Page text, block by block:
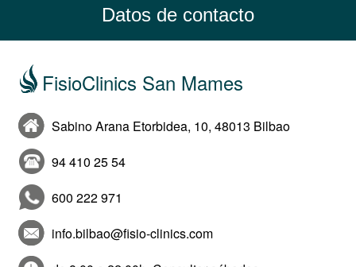
Datos de contacto
FisioClinics San Mames
Sabino Arana Etorbidea, 10, 48013 Bilbao
94 410 25 54
600 222 971
info.bilbao@fisio-clinics.com